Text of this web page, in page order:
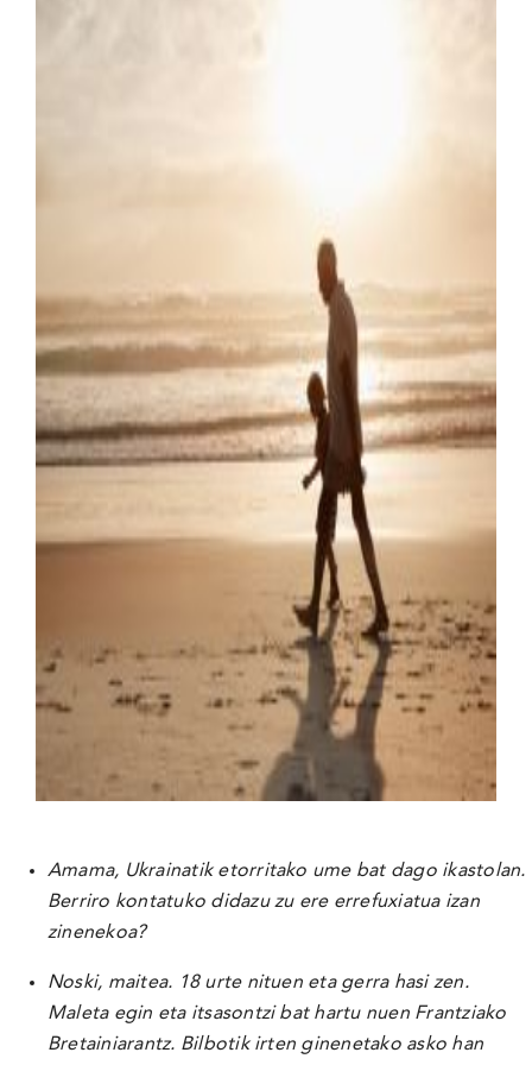
Amama, Ukrainatik etorritako ume bat dago ikastolan.
Berriro kontatuko didazu zu ere errefuxiatua izan
zinenekoa?
Noski, maitea. 18 urte nituen eta gerra hasi zen.
Maleta egin eta itsasontzi bat hartu nuen Frantziako
Bretainiarantz. Bilbotik irten ginenetako asko han